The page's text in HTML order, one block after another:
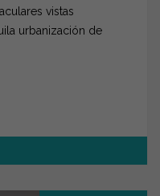
vistas
urbanización de